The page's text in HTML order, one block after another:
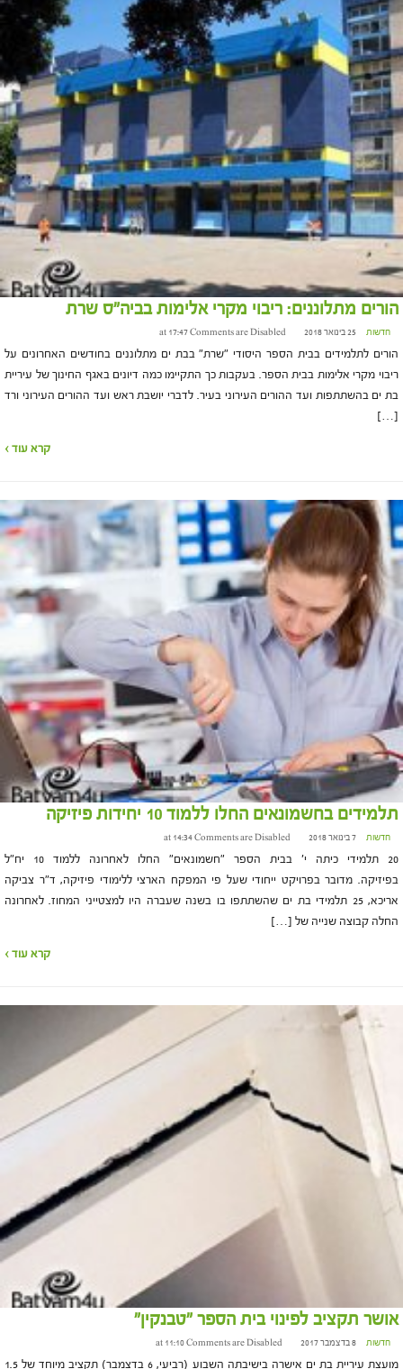
הורים מתלוננים: ריבוי מקרי אלימות בביה"ס שרת
חדשות 25 בינואר 2018 at 17:47 Comments are Disabled
הורים לתלמידים בבית הספר היסודי "שרת" בבת ים מתלוננים בחודשים האחרונים על
ריבוי מקרי אלימות בבית הספר. בעקבות כך התקיימו כמה דיונים באגף החינוך של עיריית
בת ים בהשתתפות ועד ההורים העירוני בעיר. לדברי יושבת ראש ועד ההורים העירוני ורד
[…]
קרא עוד ›
תלמידים בחשמונאים החלו ללמוד 10 יחידות פיזיקה
חדשות 7 בינואר 2018 at 14:34 Comments are Disabled
20 תלמידי כיתה י' בבית הספר "חשמונאים" החלו לאחרונה ללמוד 10 יח"ל
בפיזיקה. מדובר בפרויקט ייחודי שעל פי המפקח הארצי ללימודי פיזיקה, ד"ר צביקה
אריכא, 25 תלמידי בת ים שהשתתפו בו בשנה שעברה היו למצטייני המחוז. לאחרונה
החלה קבוצה שנייה של […]
קרא עוד ›
אושר תקציב לפינוי בית הספר "טבנקין"
חדשות 8 בדצמבר 2017 at 11:10 Comments are Disabled
מועצת עיריית בת ים אישרה בישיבתה השבוע (רביעי, 6 בדצמבר) תקציב מיוחד של 1.5